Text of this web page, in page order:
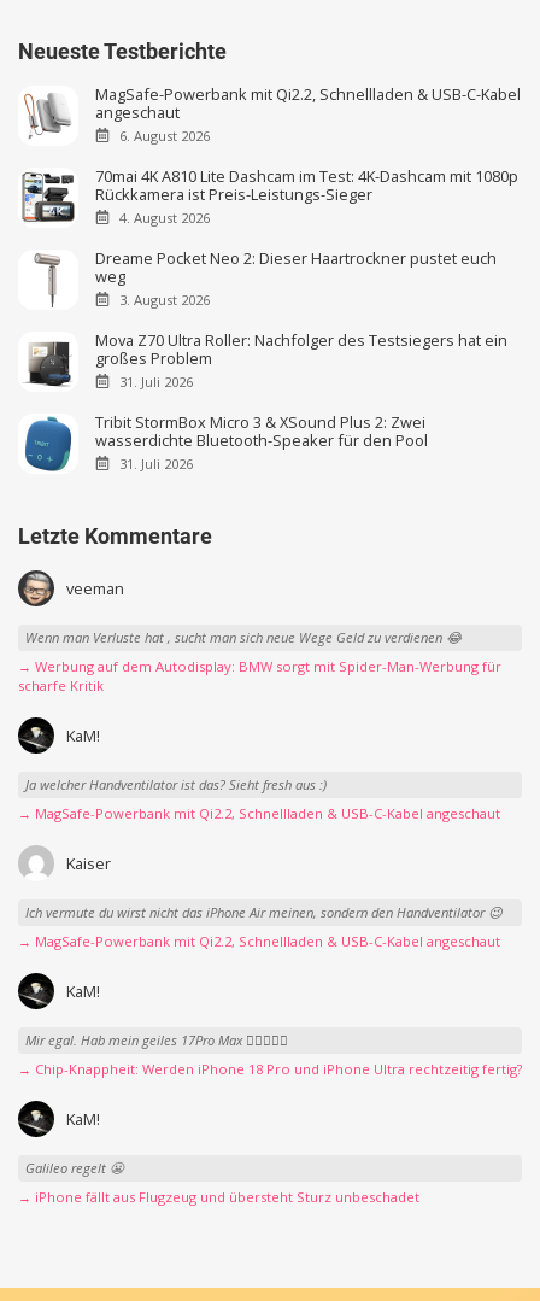
Neueste Testberichte
MagSafe-Powerbank mit Qi2.2, Schnellladen & USB-C-Kabel
angeschaut
6. August 2026
70mai 4K A810 Lite Dashcam im Test: 4K-Dashcam mit 1080p
Rückkamera ist Preis-Leistungs-Sieger
4. August 2026
Dreame Pocket Neo 2: Dieser Haartrockner pustet euch
weg
3. August 2026
Mova Z70 Ultra Roller: Nachfolger des Testsiegers hat ein
großes Problem
31. Juli 2026
Tribit StormBox Micro 3 & XSound Plus 2: Zwei
wasserdichte Bluetooth-Speaker für den Pool
31. Juli 2026
Letzte Kommentare
veeman
Wenn man Verluste hat , sucht man sich neue Wege Geld zu verdienen 😂
→ Werbung auf dem Autodisplay: BMW sorgt mit Spider-Man-Werbung für
scharfe Kritik
KaM!
Ja welcher Handventilator ist das? Sieht fresh aus :)
→ MagSafe-Powerbank mit Qi2.2, Schnellladen & USB-C-Kabel angeschaut
Kaiser
Ich vermute du wirst nicht das iPhone Air meinen, sondern den Handventilator 😉
→ MagSafe-Powerbank mit Qi2.2, Schnellladen & USB-C-Kabel angeschaut
KaM!
Mir egal. Hab mein geiles 17Pro Max 👍🏻👌🏻🥰
→ Chip-Knappheit: Werden iPhone 18 Pro und iPhone Ultra rechtzeitig fertig?
KaM!
Galileo regelt 😬
→ iPhone fällt aus Flugzeug und übersteht Sturz unbeschadet